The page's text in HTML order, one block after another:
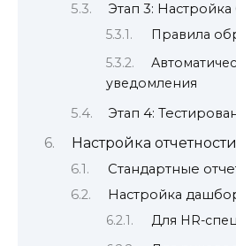
Этап 3:
Правила
уведомления
Этап 4:
Настройка
Стандартные
Настройка
Для HR-